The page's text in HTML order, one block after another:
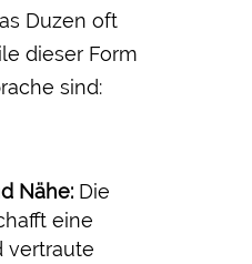
Duzen oft
dieser Form
sind:
Nähe:Die
eine
vertraute